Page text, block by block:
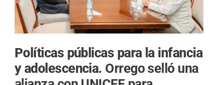
Políticas públicas para la infancia
y adolescencia. Orrego selló una